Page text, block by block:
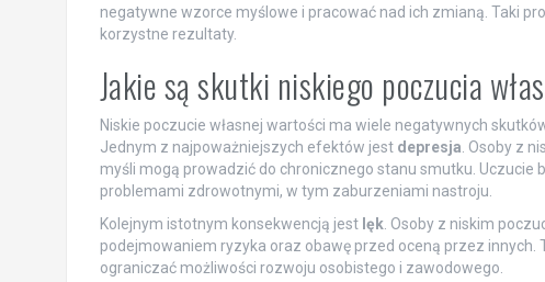
negatywne wzorce myślowe i pracować nad ich zmianą. Taki
korzystne rezultaty.
Jakie są skutki niskiego poczucia
Niskie poczucie własnej wartości ma wiele negatywnych
Jednym z najpoważniejszych efektów jest depresja . Osoby z
myśli mogą prowadzić do chronicznego stanu smutku.
problemami zdrowotnymi, w tym zaburzeniami nastroju.
Kolejnym istotnym konsekwencją jest lęk. Osoby z niskim
podejmowaniem ryzyka oraz obawę przed oceną przez innych.
ograniczać możliwości rozwoju osobistego i zawodowego.